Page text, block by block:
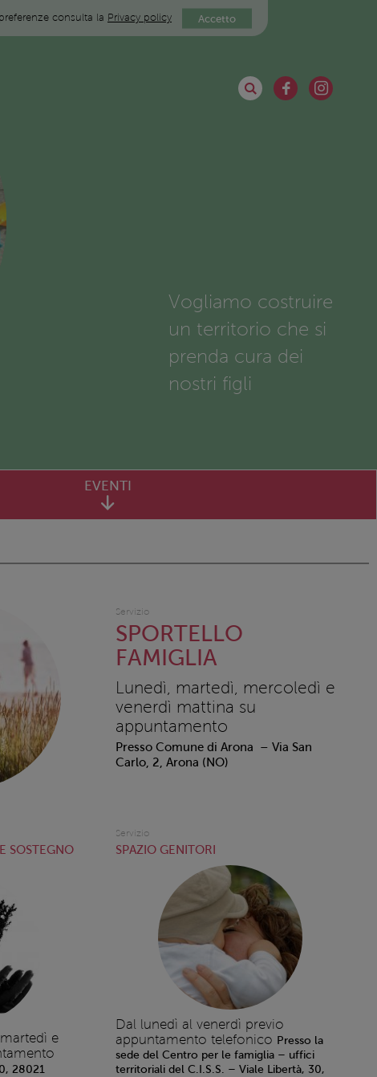
consulta la Privacy policy Accetto
Vogliamo costruire
un territorio che si
prenda cura dei
nostri figli
EVENTI
Servizio
SPORTELLO
FAMIGLIA
Lunedì, martedì, mercoledì e
venerdì mattina su
appuntamento
Presso Comune di Arona – Via San
Carlo, 2, Arona (NO)
SOSTEGNO
e
28021
Servizio
SPAZIO GENITORI
Dal lunedì al venerdì previo
appuntamento telefonico Presso la
sede del Centro per le famiglia – uffici
territoriali del C.I.S.S. – Viale Libertà, 30,